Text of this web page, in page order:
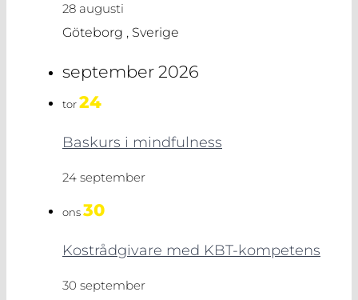
28 augusti
Göteborg , Sverige
september 2026
tor24
Baskurs i mindfulness
24 september
ons30
Kostrådgivare med KBT-kompetens
30 september